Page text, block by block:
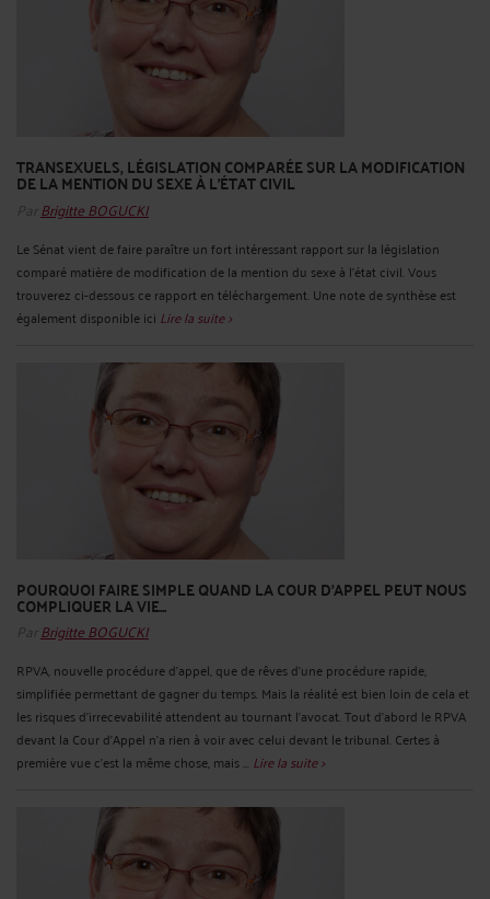
TRANSEXUELS, LÉGISLATION COMPARÉE SUR LA MODIFICATION
DE LA MENTION DU SEXE À L'ÉTAT CIVIL
Par Brigitte BOGUCKI
Le Sénat vient de faire paraître un fort intéressant rapport sur la législation
comparé matière de modification de la mention du sexe à l'état civil. Vous
trouverez ci-dessous ce rapport en téléchargement. Une note de synthèse est
également disponible ici Lire la suite >
POURQUOI FAIRE SIMPLE QUAND LA COUR D'APPEL PEUT NOUS
COMPLIQUER LA VIE...
Par Brigitte BOGUCKI
RPVA, nouvelle procédure d'appel, que de rêves d'une procédure rapide,
simplifiée permettant de gagner du temps. Mais la réalité est bien loin de cela et
les risques d'irrecevabilité attendent au tournant l'avocat. Tout d'abord le RPVA
devant la Cour d'Appel n'a rien à voir avec celui devant le tribunal. Certes à
première vue c'est la même chose, mais ... Lire la suite >